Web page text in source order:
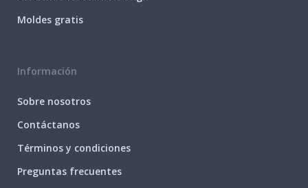
Moldes gratis
Información
Sobre nosotros
Contáctanos
Términos y condiciones
Preguntas frecuentes